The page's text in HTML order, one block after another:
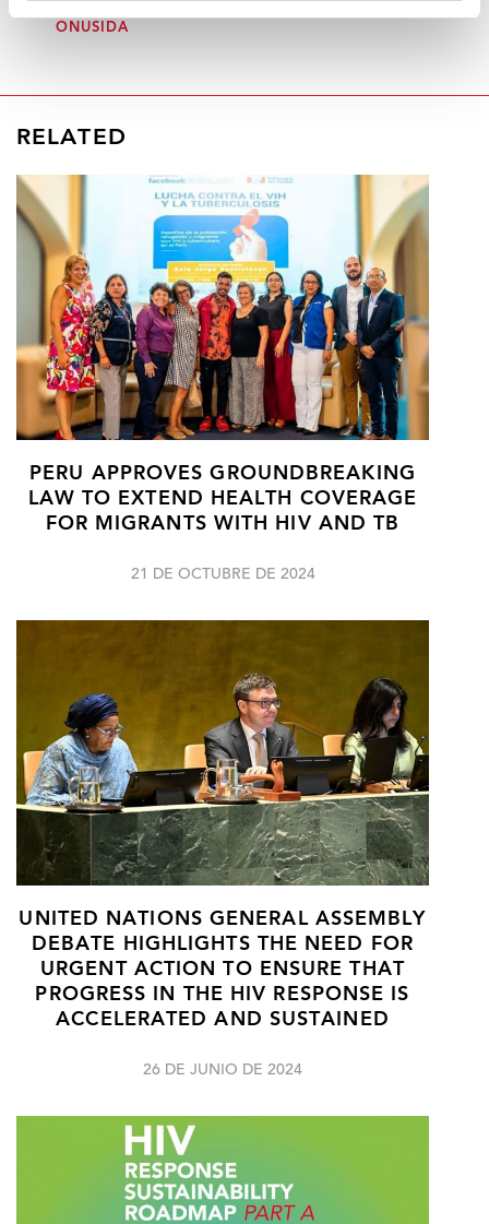
ONUSIDA
RELATED
PERU APPROVES GROUNDBREAKING
LAW TO EXTEND HEALTH COVERAGE
FOR MIGRANTS WITH HIV AND TB
21 DE OCTUBRE DE 2024
UNITED NATIONS GENERAL ASSEMBLY
DEBATE HIGHLIGHTS THE NEED FOR
URGENT ACTION TO ENSURE THAT
PROGRESS IN THE HIV RESPONSE IS
ACCELERATED AND SUSTAINED
26 DE JUNIO DE 2024